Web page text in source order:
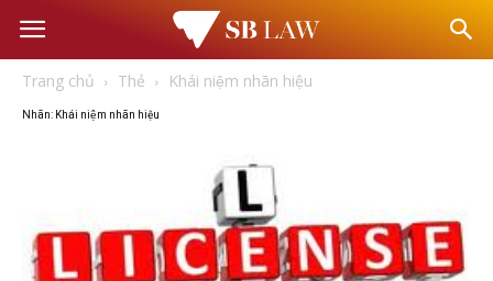
Văn
Trang chủ Thẻ Khái niệm nhãn hiệu
Nhãn: Khái niệm nhãn hiệu